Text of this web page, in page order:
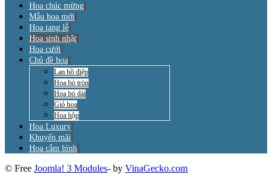
Hoa chúc mừng
Mẫu hoa mới
Hoa tang lễ
Hoa sinh nhật
Hoa cưới
Chủ đề hoa
Lan hồ điệp
Hoa bó tròn
Hoa bó dài
Giỏ hoa
Hoa hộp
Hoa Luxury
Khuyến mãi
Hoa cắm bình
© Free Joomla! 3 Modules- by VinaGecko.com